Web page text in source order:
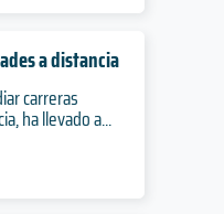
a distancia
carreras
ha llevado a...